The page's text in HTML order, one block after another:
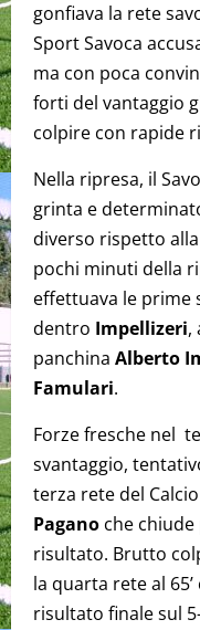
gonfiava la rete
Sport Savoca
ma con poca
forti del vantaggio
colpire con rapide
Nella ripresa, il
grinta e
diverso rispetto
pochi minuti della
effettuava le prime
dentro Impellizeri,
panchina Alberto
Famulari.
Forze fresche nel
svantaggio,
terza rete del
Pagano che
risultato. Brutto
la quarta rete al
risultato finale sul